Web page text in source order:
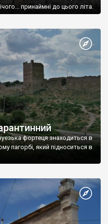
принаймні до цього літа.
фортеця знаходиться в
пагорбі, який підноситься в